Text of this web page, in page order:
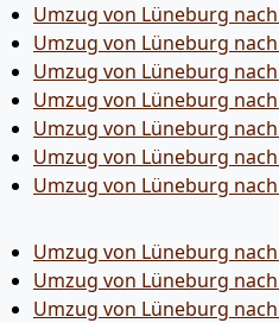
Umzug von Lüneburg
Umzug von Lüneburg
Umzug von Lüneburg
Umzug von Lüneburg
Umzug von Lüneburg
Umzug von Lüneburg
Umzug von Lüneburg
Umzug von Lüneburg
Umzug von Lüneburg
Umzug von Lüneburg